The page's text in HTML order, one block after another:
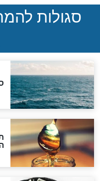
סימני
המסמך
הנדיר